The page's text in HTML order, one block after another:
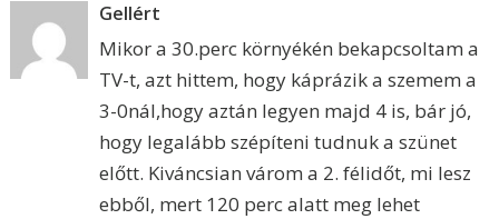
Gellért
Mikor a 30.perc környékén bekapcsoltam a
TV-t, azt hittem, hogy káprázik a szemem a
3-0nál,hogy aztán legyen majd 4 is, bár jó,
hogy legalább szépíteni tudnuk a szünet
előtt. Kiváncsian várom a 2. félidőt, mi lesz
ebből, mert 120 perc alatt meg lehet